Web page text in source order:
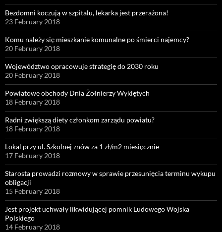
Bezdomni koczują w szpitalu, lekarka jest przerażona!
23 February 2018
Komu należy się mieszkanie komunalne po śmierci najemcy?
20 February 2018
Województwo opracowuje strategię do 2030 roku
20 February 2018
Powiatowe obchody Dnia Żołnierzy Wyklętych
18 February 2018
Radni zwiększą diety członkom zarządu powiatu?
18 February 2018
Lokal przy ul. Szkolnej znów za 1 zł/m2 miesięcznie
17 February 2018
Starosta prowadzi rozmowy w sprawie przesunięcia terminu wykupu
obligacji
15 February 2018
Jest projekt uchwały likwidującej pomnik Ludowego Wojska
Polskiego
14 February 2018